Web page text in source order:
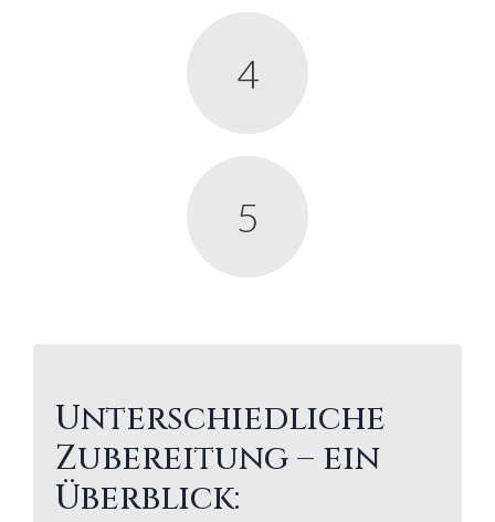
4
5
Unterschiedliche
Zubereitung – ein
Überblick: